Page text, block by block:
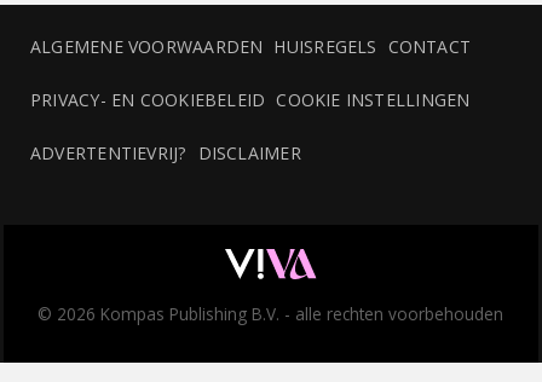
ALGEMENE VOORWAARDEN HUISREGELS CONTACT
PRIVACY- EN COOKIEBELEID COOKIE INSTELLINGEN
ADVERTENTIEVRIJ? DISCLAIMER
© 2026 Kompas Publishing B.V. - alle rechten voorbehouden